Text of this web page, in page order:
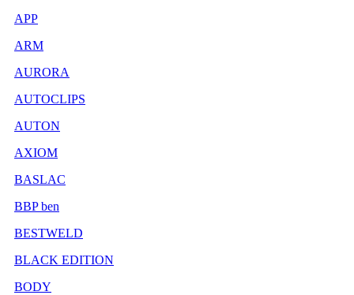
APP
ARM
AURORA
AUTOCLIPS
AUTON
AXIOM
BASLAC
BBP ben
BESTWELD
BLACK EDITION
BODY